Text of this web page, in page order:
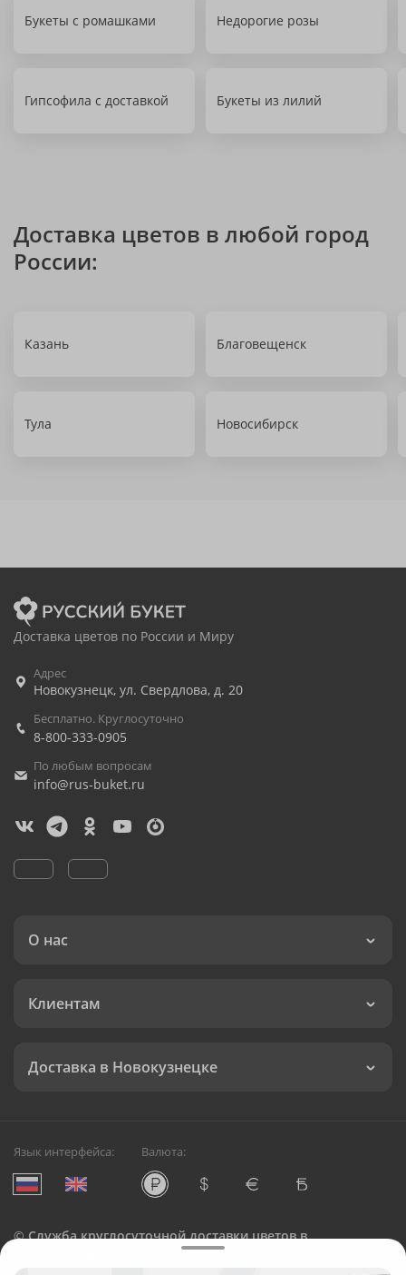
Букеты с ромашками Недорогие розы
Гипсофила с доставкой Букеты из лилий
Доставка цветов в любой город
России:
Казань Благовещенск
Тула Новосибирск
Доставка цветов по России и Миру
Адрес
Новокузнецк, ул. Свердлова, д. 20
Бесплатно. Круглосуточно
8-800-333-0905
По любым вопросам
info@rus-buket.ru
О нас
Клиентам
Доставка в Новокузнецке
Язык интерфейса: Валюта:
©Служба круглосуточной доставки цветов в